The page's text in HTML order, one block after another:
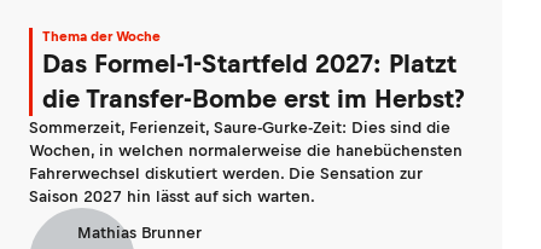
Thema der Woche
Das Formel-1-Startfeld 2027: Platzt
die Transfer-Bombe erst im Herbst?
Sommerzeit, Ferienzeit, Saure-Gurke-Zeit: Dies sind die
Wochen, in welchen normalerweise die hanebüchensten
Fahrerwechsel diskutiert werden. Die Sensation zur
Saison 2027 hin lässt auf sich warten.
Mathias Brunner